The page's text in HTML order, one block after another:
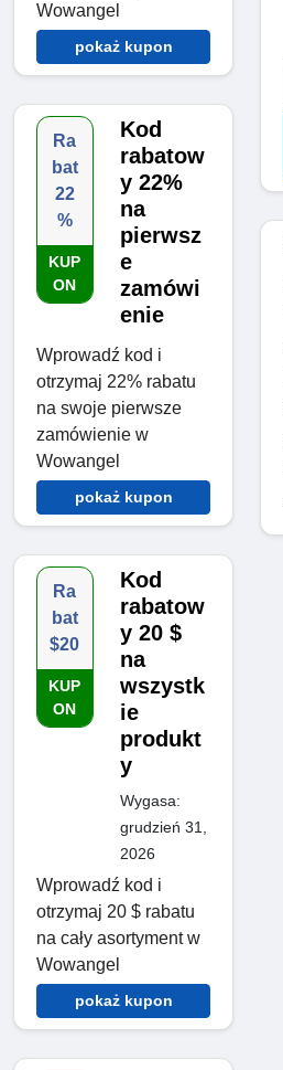
Wowangel
pokaż kupon
Ra
bat
22
%
KUP
ON
Kod
rabatow
y 22%
na
pierwsz
e
zamówi
enie
Wprowadź kod i
otrzymaj 22% rabatu
na swoje pierwsze
zamówienie w
Wowangel
pokaż kupon
Ra
bat
$20
KUP
ON
Kod
rabatow
y 20 $
na
wszystk
ie
produkt
y
Wygasa:
grudzień 31,
2026
Wprowadź kod i
otrzymaj 20 $ rabatu
na cały asortyment w
Wowangel
pokaż kupon